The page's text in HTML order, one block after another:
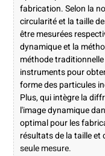
fabrication. Selon la
circularité et la taille
être mesurées
dynamique et la
méthode
instruments pour
forme des particules
Plus, qui intègre la
l'image dynamique
optimal pour les
résultats de la taille et
seule mesure.